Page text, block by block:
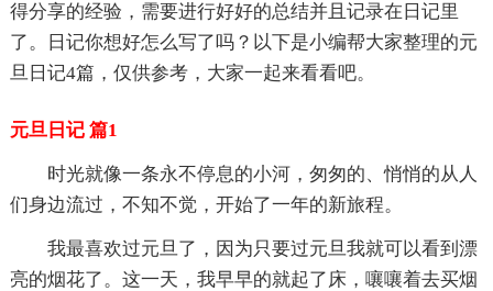
得分享的经验，需要进行好好的总结并且记录在日记里
了。日记你想好怎么写了吗？以下是小编帮大家整理的元
旦日记4篇，仅供参考，大家一起来看看吧。
元旦日记 篇1
时光就像一条永不停息的小河，匆匆的、悄悄的从人
们身边流过，不知不觉，开始了一年的新旅程。
我最喜欢过元旦了，因为只要过元旦我就可以看到漂
亮的烟花了。这一天，我早早的就起了床，嚷嚷着去买烟